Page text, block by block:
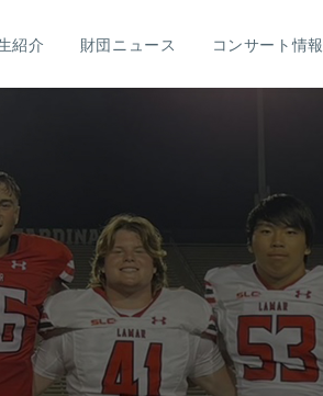
紹介 財団ニュース コンサート情報